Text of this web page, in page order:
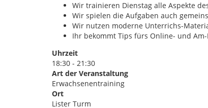
Wir trainieren Dienstag alle Aspekte
Wir spielen die Aufgaben auch
Wir nutzen moderne Unterrichs-
Ihr bekommt Tips fürs Online- und
Uhrzeit
18:30 - 21:30
Art der Veranstaltung
Erwachsenentraining
Ort
Lister Turm